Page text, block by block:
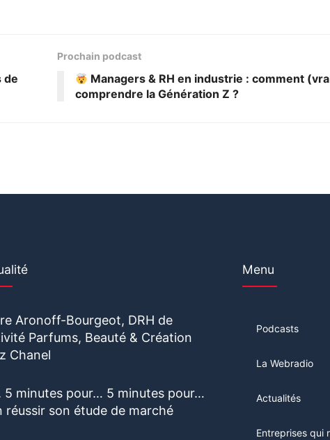
de
Prochain podcast
Managers & RH en industrie : comment
comprendre la Génération Z ?
Aronoff-Bourgeot, DRH de
Parfums, Beauté & Création
Chanel
5 minutes pour… 5 minutes pour…
réussir son étude de marché
Menu
Podcasts
La Webradio
Actualités
Entreprises qui